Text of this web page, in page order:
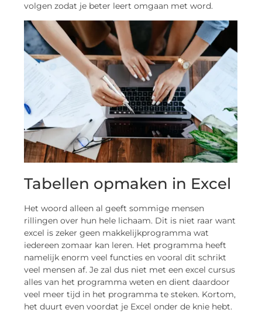
volgen zodat je beter leert omgaan met word.
Tabellen opmaken in Excel
Het woord alleen al geeft sommige mensen
rillingen over hun hele lichaam. Dit is niet raar want
excel is zeker geen makkelijkprogramma wat
iedereen zomaar kan leren. Het programma heeft
namelijk enorm veel functies en vooral dit schrikt
veel mensen af. Je zal dus niet met een excel cursus
alles van het programma weten en dient daardoor
veel meer tijd in het programma te steken. Kortom,
het duurt even voordat je Excel onder de knie hebt.